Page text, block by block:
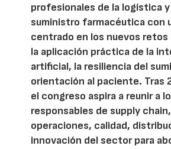
profesionales de la logística
suministro farmacéutica con
centrado en los nuevos
la aplicación práctica de la
artificial, la resiliencia del
orientación al paciente. Tras
el congreso aspira a reunir a
responsables de supply
operaciones, calidad,
innovación del sector para